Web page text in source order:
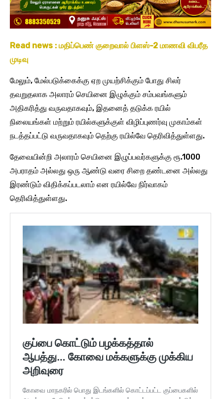
Read news : மதிப்பெண் குறைவால் பிளஸ்-2 மாணவி விபரீத
முடிவு
மேலும், மேல்படுக்கைக்கு ஏற முயற்சிக்கும் போது சிலர்
தவறுதலாக அலாரம் செயினை இழுக்கும் சம்பவங்களும்
அதிகரித்து வருவதாகவும், இதனைத் தடுக்க ரயில்
நிலையங்கள் மற்றும் ரயில்களுக்குள் விழிப்புணர்வு முகாம்கள்
நடத்தப்பட்டு வருவதாகவும் தெற்கு ரயில்வே தெரிவித்துள்ளது.
தேவையின்றி அலாரம் செயினை இழுப்பவர்களுக்கு ரூ.1000
அபராதம் அல்லது ஒரு ஆண்டு வரை சிறை தண்டனை அல்லது
இரண்டும் விதிக்கப்படலாம் என ரயில்வே நிர்வாகம்
தெரிவித்துள்ளது.